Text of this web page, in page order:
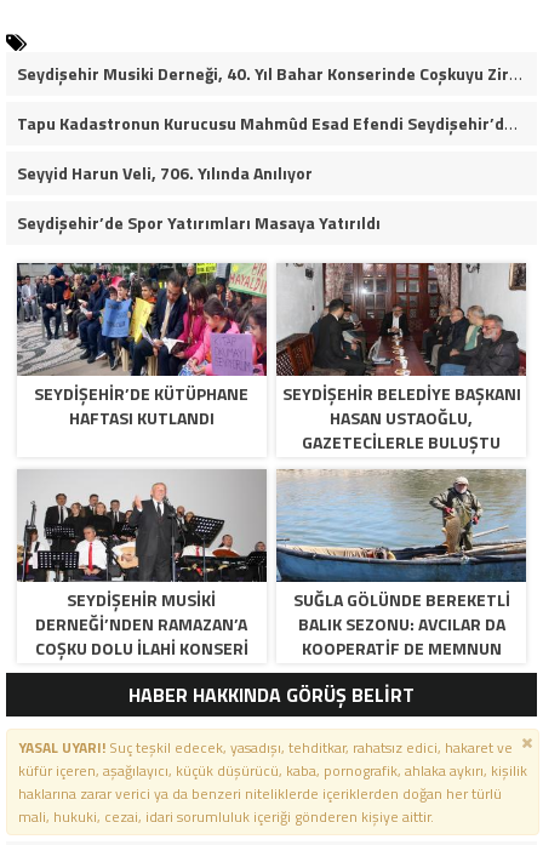
Seydişehir Musiki Derneği, 40. Yıl Bahar Konserinde Coşkuyu Zirveye Taşıdı (VİDEO HABER)
Tapu Kadastronun Kurucusu Mahmûd Esad Efendi Seydişehir’de Anıldı
Seyyid Harun Veli, 706. Yılında Anılıyor
Seydişehir’de Spor Yatırımları Masaya Yatırıldı
SEYDIŞEHIR’DE KÜTÜPHANE
HAFTASI KUTLANDI
SEYDIŞEHIR BELEDIYE BAŞKANI
HASAN USTAOĞLU,
GAZETECILERLE BULUŞTU
SEYDIŞEHIR MUSIKI
DERNEĞI’NDEN RAMAZAN’A
COŞKU DOLU İLAHI KONSERI
SUĞLA GÖLÜNDE BEREKETLI
BALIK SEZONU: AVCILAR DA
KOOPERATIF DE MEMNUN
HABER HAKKINDA GÖRÜŞ BELİRT
YASAL UYARI!Suç teşkil edecek, yasadışı, tehditkar, rahatsız edici, hakaret ve
küfür içeren, aşağılayıcı, küçük düşürücü, kaba, pornografik, ahlaka aykırı, kişilik
haklarına zarar verici ya da benzeri niteliklerde içeriklerden doğan her türlü
mali, hukuki, cezai, idari sorumluluk içeriği gönderen kişiye aittir.